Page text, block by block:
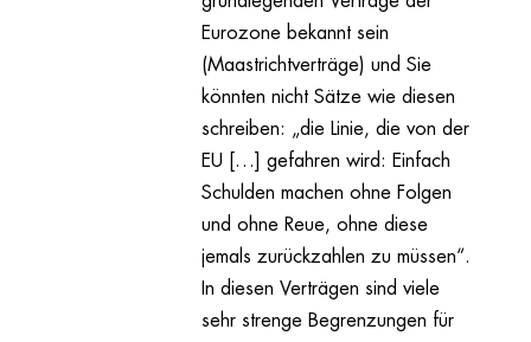
Eurozone bekannt sein
(Maastrichtverträge) und Sie
könnten nicht Sätze wie diesen
schreiben: „die Linie, die von der
EU […] gefahren wird: Einfach
Schulden machen ohne Folgen
und ohne Reue, ohne diese
jemals zurückzahlen zu müssen“.
In diesen Verträgen sind viele
sehr strenge Begrenzungen für